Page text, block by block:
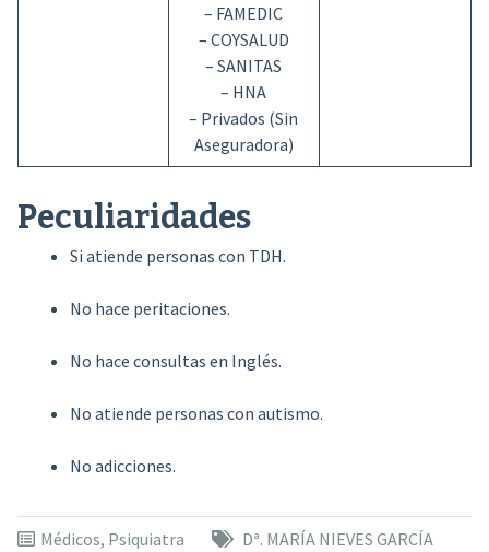
– FAMEDIC
– COYSALUD
– SANITAS
– HNA
– Privados (Sin
Aseguradora)
Peculiaridades
Si atiende personas con TDH.
No hace peritaciones.
No hace consultas en Inglés.
No atiende personas con autismo.
No adicciones.
Médicos, Psiquiatra
Dª. MARÍA NIEVES GARCÍA